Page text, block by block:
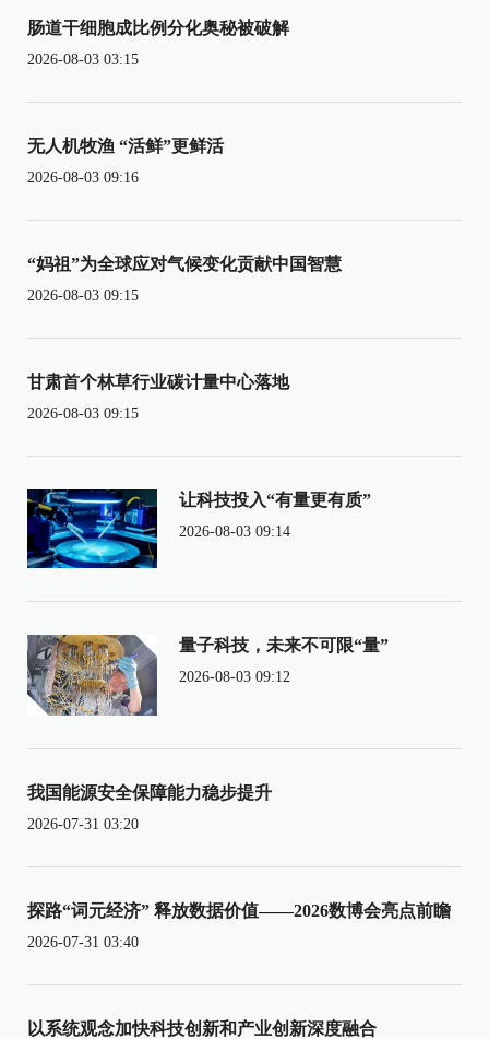
肠道干细胞成比例分化奥秘被破解
2026-08-03 03:15
无人机牧渔 “活鲜”更鲜活
2026-08-03 09:16
“妈祖”为全球应对气候变化贡献中国智慧
2026-08-03 09:15
甘肃首个林草行业碳计量中心落地
2026-08-03 09:15
让科技投入“有量更有质”
2026-08-03 09:14
量子科技，未来不可限“量”
2026-08-03 09:12
我国能源安全保障能力稳步提升
2026-07-31 03:20
探路“词元经济” 释放数据价值——2026数博会亮点前瞻
2026-07-31 03:40
以系统观念加快科技创新和产业创新深度融合